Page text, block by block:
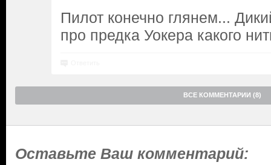
Пилот конечно глянем...
про предка Уокера какого
ВСЕ КОММЕНТАРИИ (8)
Оставьте Ваш комментарий: